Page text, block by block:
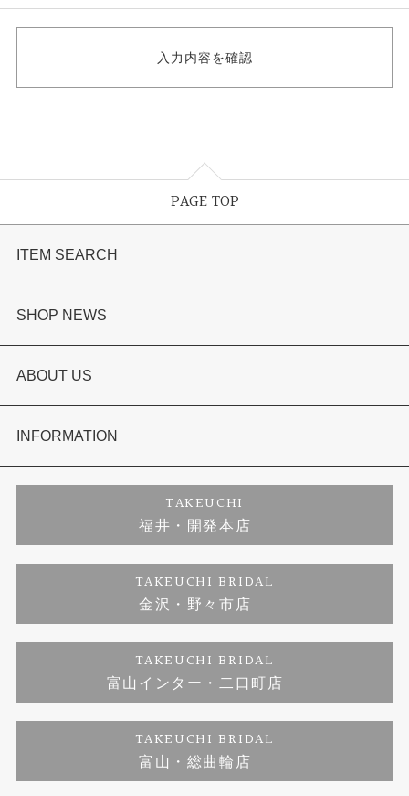
PAGE TOP
ITEM SEARCH
婚約指輪
結婚指輪
セットリング
婚約ネックレス
金・プラチナのお取引
SHOP NEWS
TAKEUCHI BRIDAL金沢本店情報
商品一覧
ブランドリスト
金澤指輪工房｜手作りペアリング
金澤指輪工房｜手作り結婚指輪 and 婚約指輪
金澤指輪工房｜手作り婚約指輪プロポーズプラン
ABOUT US
会社概要
お客様の声
INFORMATION
プライバシーポリシー
TAKEUCHI
福井・開発本店
TAKEUCHI BRIDAL
金沢・野々市店
TAKEUCHI BRIDAL
富山インター・二口町店
TAKEUCHI BRIDAL
富山・総曲輪店